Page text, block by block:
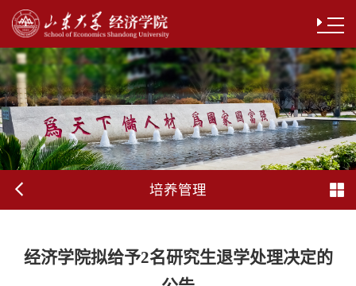
培养管理
经济学院拟给予2名研究生退学处理决定的